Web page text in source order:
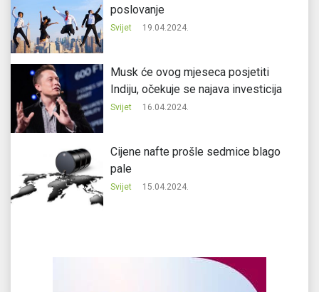
poslovanje
Svijet 19.04.2024.
Musk će ovog mjeseca posjetiti
Indiju, očekuje se najava investicija
Svijet 16.04.2024.
Cijene nafte prošle sedmice blago
pale
Svijet 15.04.2024.